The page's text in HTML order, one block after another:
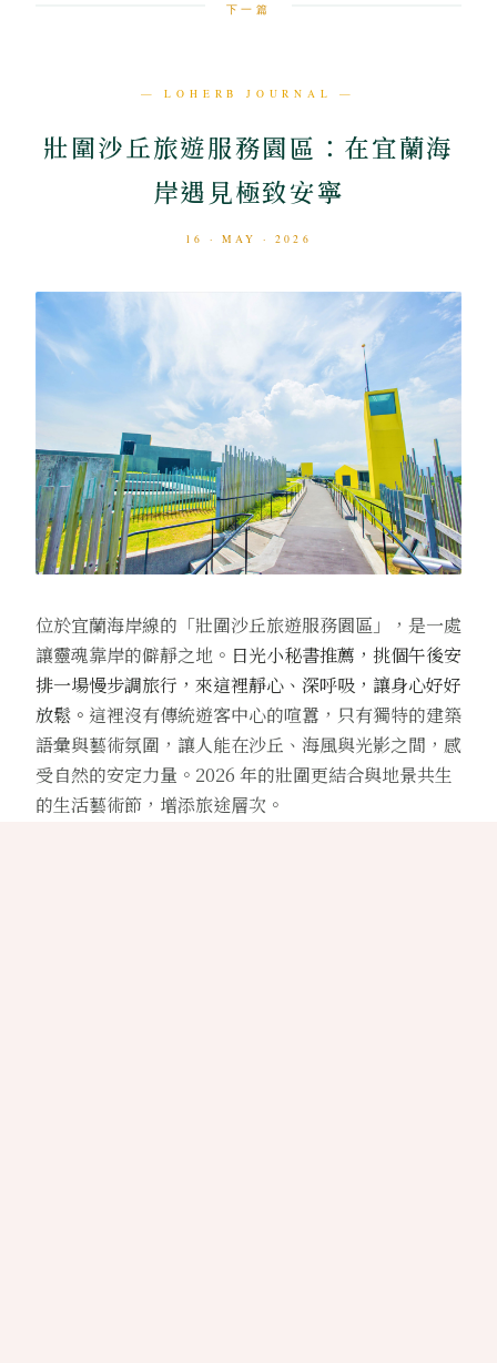
下一篇
— LOHERB JOURNAL —
壯圍沙丘旅遊服務園區：在宜蘭海
岸遇見極致安寧
16 · MAY · 2026
位於宜蘭海岸線的「壯圍沙丘旅遊服務園區」，是一處
讓靈魂靠岸的僻靜之地。 日光小秘書推薦，挑個午後安
排一場慢步調旅行，來這裡靜心、深呼吸，讓身心好好
放鬆。 這裡沒有傳統遊客中心的喧囂，只有獨特的建築
語彙與藝術氛圍，讓人能在沙丘、海風與光影之間，感
受自然的安定力量。2026 年的壯圍更結合與地景共生
的生活藝術節，增添旅途層次。